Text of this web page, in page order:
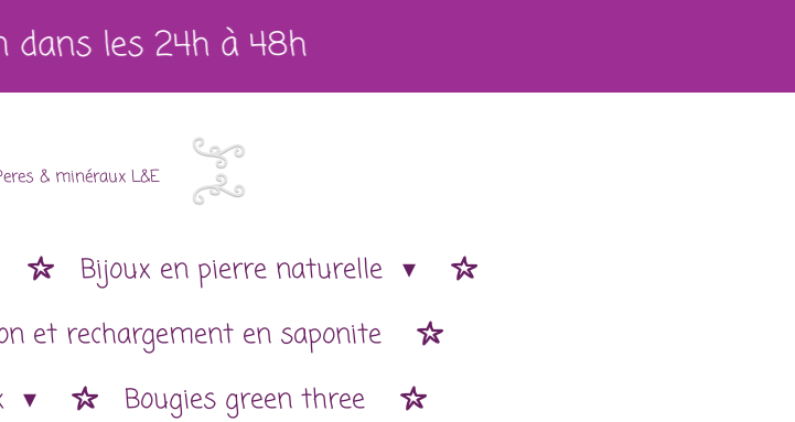
dans les 24h à 48h
& minéraux L&E
Bijoux en pierre naturelle
et rechargement en saponite
Bougies green three